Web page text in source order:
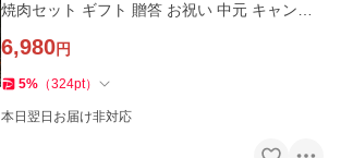
焼肉セット ギフト 贈答 お祝い 中元 キャンプ
6,980円
5% （324pt）
本日翌日お届け非対応